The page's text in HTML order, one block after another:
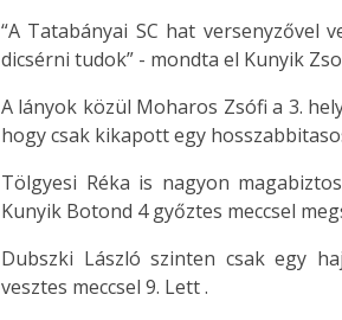
“A Tatabányai SC hat versenyzővel
dicsérni tudok” - mondta el Kunyik
A lányok közül Moharos Zsófi a 3.
hogy csak kikapott egy
Tölgyesi Réka is nagyon
Kunyik Botond 4 győztes meccsel
Dubszki László szinten csak egy
vesztes meccsel 9. Lett .